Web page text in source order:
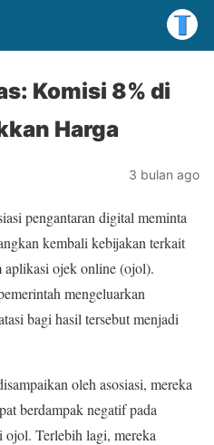
Komisi 8% di
Harga
3 bulan ago
pengantaran digital meminta
kembali kebijakan terkait
aplikasi ojek online (ojol).
mengeluarkan
bagi hasil tersebut menjadi
oleh asosiasi, mereka
berdampak negatif pada
ojol. Terlebih lagi, mereka